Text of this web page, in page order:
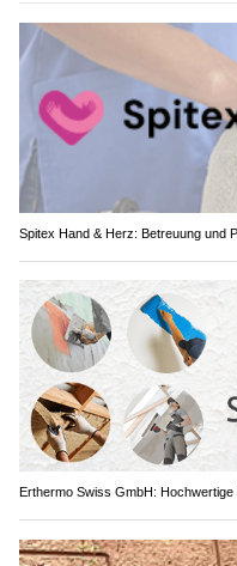
Spitex Hand & Herz: Betreuung und
Erthermo Swiss GmbH: